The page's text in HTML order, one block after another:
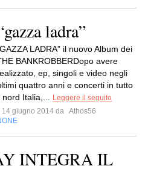
ladra”
LADRA” il nuovo Album dei
BANKROBBERDopo avere
ep, singoli e video negli
quattro anni e concerti in tutto
nord Italia,...
Leggere il seguito
Il 14 giugno 2014 da Athos56
INTEGRA IL